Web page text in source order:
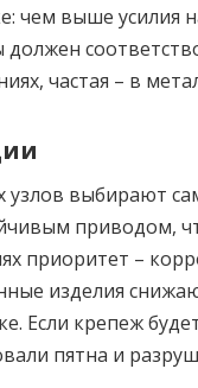
чем выше усилия
частая – в
узлов выбирают
приводом,
приоритет –
изделия
Если крепеж
пятна и